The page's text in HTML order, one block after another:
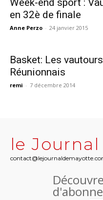
en 32è de finale
Anne Perzo - 24 janvier 2015
Basket: Les
Réunionnais
remi - 7 décembre 2014
le